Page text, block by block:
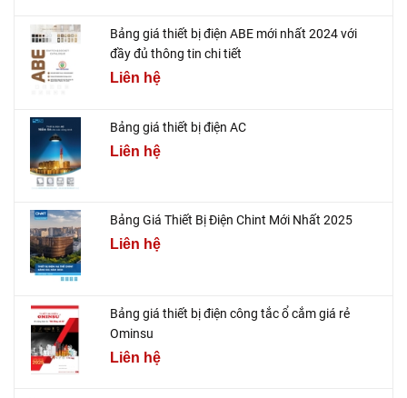
Bảng giá thiết bị điện ABE mới nhất 2024 với
đầy đủ thông tin chi tiết
Liên hệ
Bảng giá thiết bị điện AC
Liên hệ
Bảng Giá Thiết Bị Điện Chint Mới Nhất 2025
Liên hệ
Bảng giá thiết bị điện công tắc ổ cắm giá rẻ
Ominsu
Liên hệ